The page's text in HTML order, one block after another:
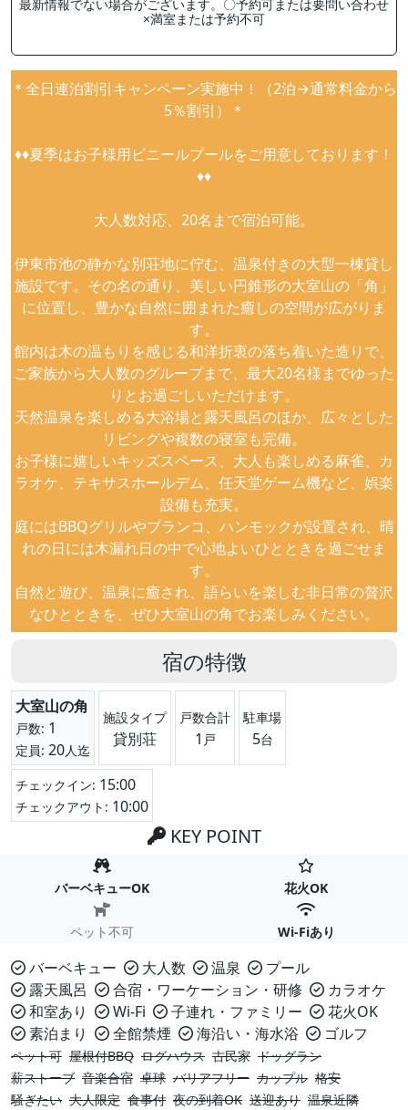
最新情報でない場合がございます。〇予約可または要問い合わせ
×満室または予約不可
＊全日連泊割引キャンペーン実施中！（2泊→通常料金から
5％割引）＊
♦︎♦︎夏季はお子様用ビニールプールをご用意しております！
♦︎♦︎
大人数対応、20名まで宿泊可能。
伊東市池の静かな別荘地に佇む、温泉付きの大型一棟貸し
施設です。その名の通り、美しい円錐形の大室山の「角」
に位置し、豊かな自然に囲まれた癒しの空間が広がりま
す。
館内は木の温もりを感じる和洋折衷の落ち着いた造りで、
ご家族から大人数のグループまで、最大20名様までゆった
りとお過ごしいただけます。
天然温泉を楽しめる大浴場と露天風呂のほか、広々とした
リビングや複数の寝室も完備。
お子様に嬉しいキッズスペース、大人も楽しめる麻雀、カ
ラオケ、テキサスホールデム、任天堂ゲーム機など、娯楽
設備も充実。
庭にはBBQグリルやブランコ、ハンモックが設置され、晴
れの日には木漏れ日の中で心地よいひとときを過ごせま
す。
自然と遊び、温泉に癒され、語らいを楽しむ非日常の贅沢
なひとときを、ぜひ大室山の角でお楽しみください。
宿の特徴
大室山の角
戸数: 1
定員: 20人迄
施設タイプ
貸別荘
戸数合計
1 戸
駐車場
5台
チェックイン: 15:00
チェックアウト: 10:00
KEY POINT
バーベキューOK 花火OK
ペット不可 Wi-Fiあり
バーベキュー 大人数 温泉
プール
露天風呂
合宿・ワーケーション・研修
カラオケ
和室あり
Wi-Fi 子連れ・ファミリー
花火OK
素泊まり
全館禁煙 海沿い・海水浴 ゴルフ
ペット可 屋根付BBQ ログハウス 古民家 ドッグラン
薪ストーブ 音楽合宿 卓球 バリアフリー カップル 格安
騒ぎたい 大人限定 食事付 夜の到着OK 送迎あり 温泉近隣